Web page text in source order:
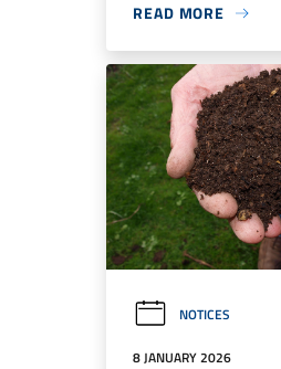
READ MORE
NOTICES
8 JANUARY 2026